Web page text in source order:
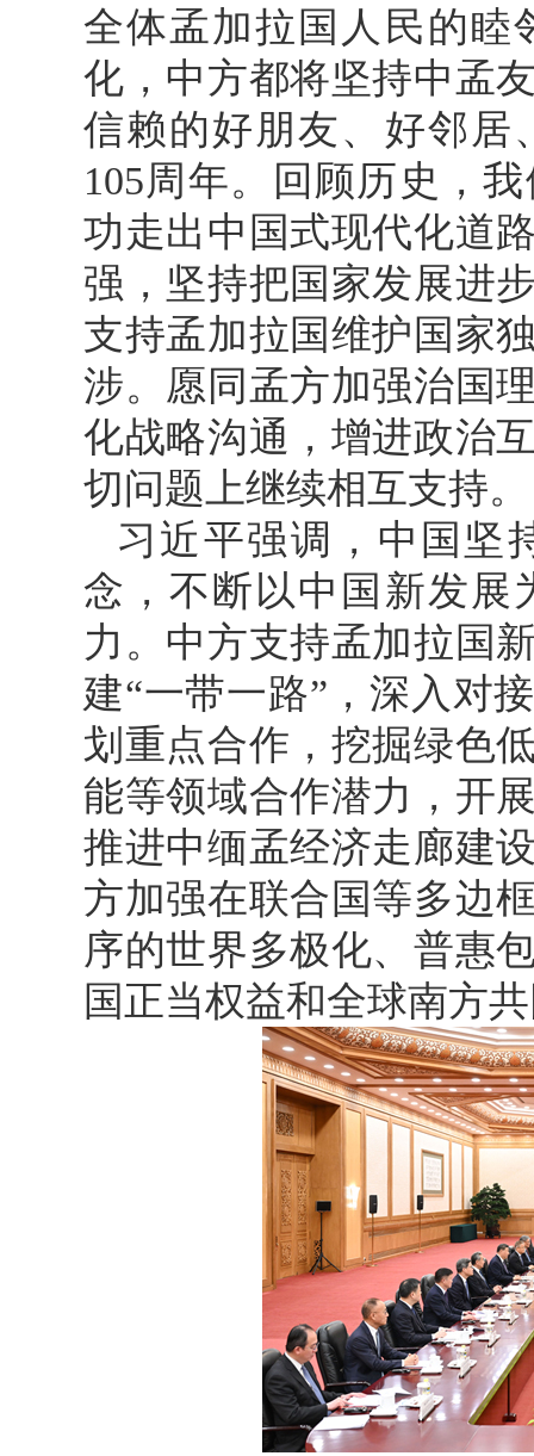
全体孟加拉国人民的睦
化，中方都将坚持中孟
信赖的好朋友、好邻居
105周年。回顾历史，
功走出中国式现代化道
强，坚持把国家发展进
支持孟加拉国维护国家
涉。愿同孟方加强治国
化战略沟通，增进政治
切问题上继续相互支持。
习近平强调，中国坚
念，不断以中国新发展
力。中方支持孟加拉国
建“一带一路”，深入对
划重点合作，挖掘绿色
能等领域合作潜力，开
推进中缅孟经济走廊建
方加强在联合国等多边
序的世界多极化、普惠
国正当权益和全球南方